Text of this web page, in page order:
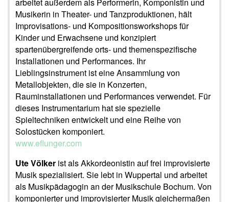
Musikerin in Theater- und Tanzproduktionen, hält
Improvisations- und Kompositionsworkshops für
Kinder und Erwachsene und konzipiert
spartenübergreifende orts- und themenspezifische
Installationen und Performances. Ihr
Lieblingsinstrument ist eine Ansammlung von
Metallobjekten, die sie in Konzerten,
Rauminstallationen und Performances verwendet. Für
dieses Instrumentarium hat sie spezielle
Spieltechniken entwickelt und eine Reihe von
Solostücken komponiert.
www.eflunger.com
Ute Völker ist als Akkordeonistin auf frei improvisierte
Musik spezialisiert. Sie lebt in Wuppertal und arbeitet
als Musikpädagogin an der Musikschule Bochum. Von
komponierter und improvisierter Musik gleichermaßen